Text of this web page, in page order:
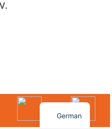
und Interessierte.
German
English